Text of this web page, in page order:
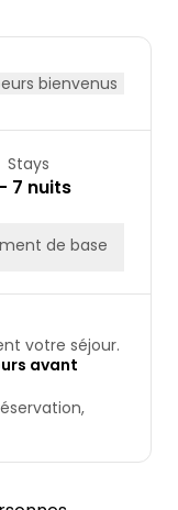
bienvenus
Stays
7 nuits
de base
votre séjour.
avant